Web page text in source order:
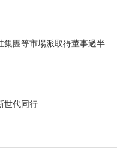
團等市場派取得董事過半
世代同行